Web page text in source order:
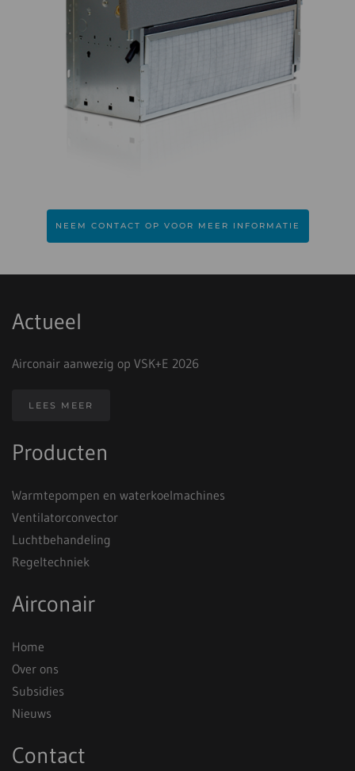
NEEM CONTACT OP VOOR MEER INFORMATIE
Actueel
Airconair aanwezig op VSK+E 2026
LEES MEER
Producten
Warmtepompen en waterkoelmachines
Ventilatorconvector
Luchtbehandeling
Regeltechniek
Airconair
Home
Over ons
Subsidies
Nieuws
Contact